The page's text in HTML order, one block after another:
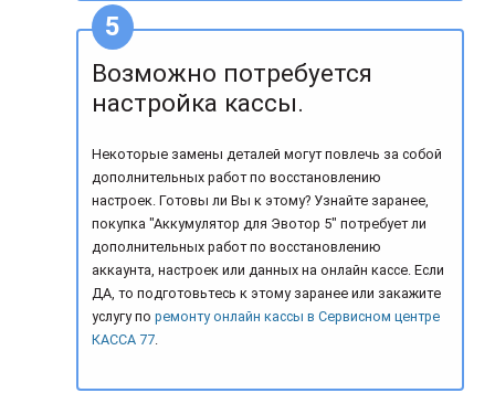
Возможно потребуется
настройка кассы.
Некоторые замены деталей могут повлечь за собой
дополнительных работ по восстановлению
настроек. Готовы ли Вы к этому? Узнайте заранее,
покупка "Аккумулятор для Эвотор 5" потребует ли
дополнительных работ по восстановлению
аккаунта, настроек или данных на онлайн кассе. Если
ДА, то подготовьтесь к этому заранее или закажите
услугу поремонту онлайн кассы в Сервисном центре
КАССА 77.